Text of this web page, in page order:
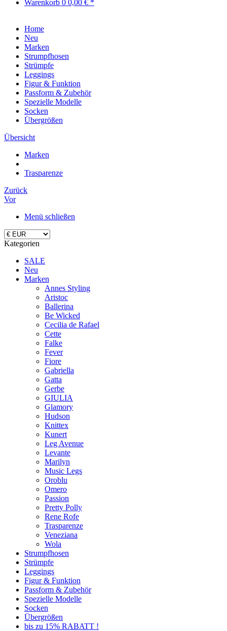
Warenkorb 0 0,00 € *
Home
Neu
Marken
Strumpfhosen
Strümpfe
Leggings
Figur & Funktion
Passform & Zubehör
Spezielle Modelle
Socken
Übergrößen
Übersicht
Marken
Trasparenze
Zurück
Vor
Menü schließen
Kategorien
SALE
Neu
Marken
Annes Styling
Aristoc
Ballerina
Be Wicked
Cecilia de Rafael
Cette
Falke
Fever
Fiore
Gabriella
Gatta
Gerbe
GIULIA
Glamory
Hudson
Knittex
Kunert
Leg Avenue
Levante
Marilyn
Music Legs
Oroblu
Omero
Passion
Pretty Polly
Rene Rofe
Trasparenze
Veneziana
Wola
Strumpfhosen
Strümpfe
Leggings
Figur & Funktion
Passform & Zubehör
Spezielle Modelle
Socken
Übergrößen
bis zu 15% RABATT !